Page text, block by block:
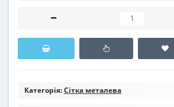
Категорія:Сітка металева